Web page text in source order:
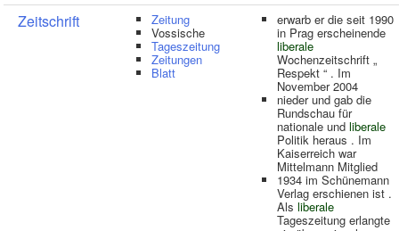
Zeitschrift Zeitung
Vossische
Tageszeitung
Zeitungen
Blatt
erwarb er die seit 1990
in Prag erscheinende
liberale
Wochenzeitschrift „
Respekt “ . Im
November 2004
nieder und gab die
Rundschau für
nationale und liberale
Politik heraus . Im
Kaiserreich war
Mittelmann Mitglied
1934 im Schünemann
Verlag erschienen ist .
Als liberale
Tageszeitung erlangte